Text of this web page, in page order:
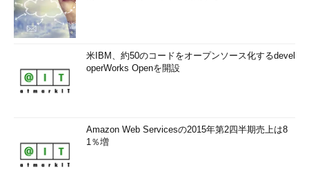
米IBM、約50のコードをオープンソース化するdevel
operWorks Openを開設
Amazon Web Servicesの2015年第2四半期売上は8
1％増